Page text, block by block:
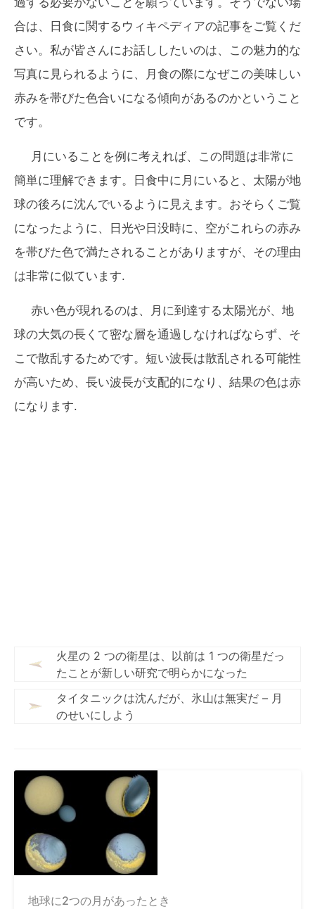
過する必要がないことを願っています。そうでない場
合は、日食に関するウィキペディアの記事をご覧くだ
さい。私が皆さんにお話ししたいのは、この魅力的な
写真に見られるように、月食の際になぜこの美味しい
赤みを帯びた色合いになる傾向があるのか​​ということ
です。
月にいることを例に考えれば、この問題は非常に
簡単に理解できます。日食中に月にいると、太陽が地
球の後ろに沈んでいるように見えます。おそらくご覧
になったように、日光や日没時に、空がこれらの赤み
を帯びた色で満たされることがありますが、その理由
は非常に似ています.
赤い色が現れるのは、月に到達する太陽​​光が、地
球の大気の長くて密な層を通過しなければならず、そ
こで散乱するためです。短い波長は散乱される可能性
が高いため、長い波長が支配的になり、結果の色は赤
になります.
火星の 2 つの衛星は、以前は 1 つの衛星だっ
たことが新しい研究で明らかになった
タイタニックは沈んだが、氷山は無実だ – 月
のせいにしよう
地球に2つの月があったとき